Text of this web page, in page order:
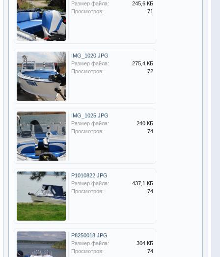
Размер файла:
245,6 КБ
Просмотров:
71
IMG_1020.JPG
Размер файла:
275,4 КБ
Просмотров:
72
IMG_1025.JPG
Размер файла:
240 КБ
Просмотров:
74
P1010822.JPG
Размер файла:
437,1 КБ
Просмотров:
74
P8250018.JPG
Размер файла:
304 КБ
Просмотров:
74